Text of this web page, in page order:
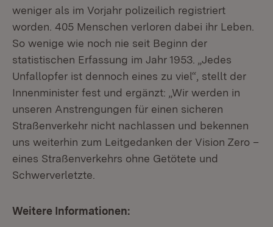
weniger als im Vorjahr polizeilich registriert
worden. 405 Menschen verloren dabei ihr Leben.
So wenige wie noch nie seit Beginn der
statistischen Erfassung im Jahr 1953. „Jedes
Unfallopfer ist dennoch eines zu viel“, stellt der
Innenminister fest und ergänzt: „Wir werden in
unseren Anstrengungen für einen sicheren
Straßenverkehr nicht nachlassen und bekennen
uns weiterhin zum Leitgedanken der Vision Zero –
eines Straßenverkehrs ohne Getötete und
Schwerverletzte.
Weitere Informationen: